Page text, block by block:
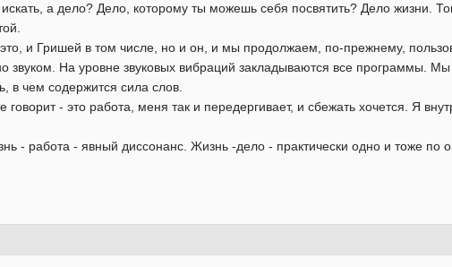
а дело? Дело, которому ты можешь себя посвятить? Дело жизни.
и Гришей в том числе, но и он, и мы продолжаем, по-прежнему,
звуком. На уровне звуковых вибраций закладываются все программы.
в чем содержится сила слов.
говорит - это работа, меня так и передергивает, и сбежать хочется. Я
- работа - явный диссонанс. Жизнь -дело - практически одно и тоже по